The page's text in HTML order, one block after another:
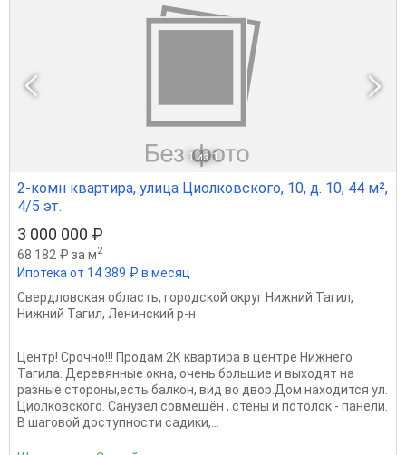
1 из 1
2-комн квартира, улица Циолковского, 10, д. 10, 44 м²,
4/5 эт.
3 000 000 ₽
68 182 ₽ за м2
Ипотека от 14 389 ₽ в месяц
Свердловская область, городской округ Нижний Тагил,
Нижний Тагил, Ленинский р-н
Центр! Срочно!!! Продам 2К квартира в центре Нижнего
Тагила. Деревянные окна, очень большие и выходят на
разные стороны,есть балкон, вид во двор.Дом находится ул.
Циолковского. Санузел совмещён , стены и потолок - панели.
В шаговой доступности садики,...